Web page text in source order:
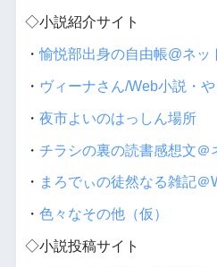
◇小説紹介サイト
・愉悦部出身の自由帳@ネッ
・ ヴィーナさん/Web小説・
・ 夜市よいのはっしん場所
・ チラシの裏の読書感想文＠
・ まろでぃの徒然なる雑記＠
・ 色々なその他（仮）
◇小説投稿サイト